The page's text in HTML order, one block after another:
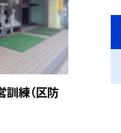
訓練（区防